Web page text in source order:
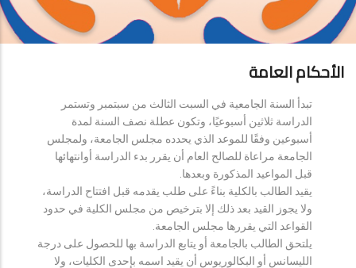
الأحكام العامة
تبدأ السنة الجامعية في السبت الثالث من سبتمبر وتستمر
الدراسة ثلاثين أسبوعيًا، وتكون عطلة نصف السنة لمدة
أسبوعين وفقًا للموعد الذي يحدده مجلس الجامعة، ولمجلس
الجامعة مراعاة للصالح العام أن يقرر بدء الدراسة أوانتهائها
قبل المواعيد المذكورة وبعدها.
يقيد الطالب بالكلية بناءً على طلب يقدمه قبل افتتاح الدراسة،
ولا يجوز القيد بعد ذلك إلا بترخيص من مجلس الكلية في حدود
القواعد التي يقررها مجلس الجامعة.
يلتحق الطالب بالجامعة أو يتابع الدراسة بها للحصول على درجة
الليسانس أو البكالوريوس أن يقيد اسمه بإحدى الكليات، ولا